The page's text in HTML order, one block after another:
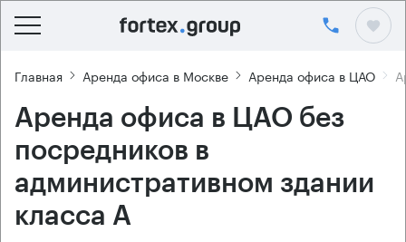
Главная Аренда офиса в Москве Аренда офиса в ЦАО
Аренда офиса в ЦАО без
посредников в
административном здании
класса А